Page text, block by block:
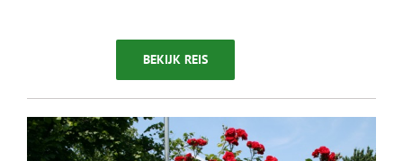
BEKIJK REIS